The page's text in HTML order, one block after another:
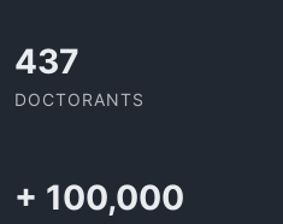
437
DOCTORANTS
+ 100,000